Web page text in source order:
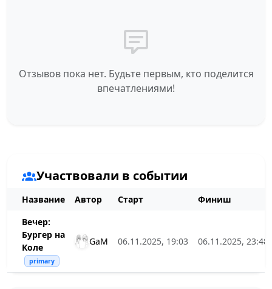
Отзывов пока нет. Будьте первым, кто поделится
впечатлениями!
Участвовали в событии
Название Автор Старт
Финиш
Вечер:
Бургер на
Коле
primary
GaM 06.11.2025, 19:03 06.11.2025, 23:48